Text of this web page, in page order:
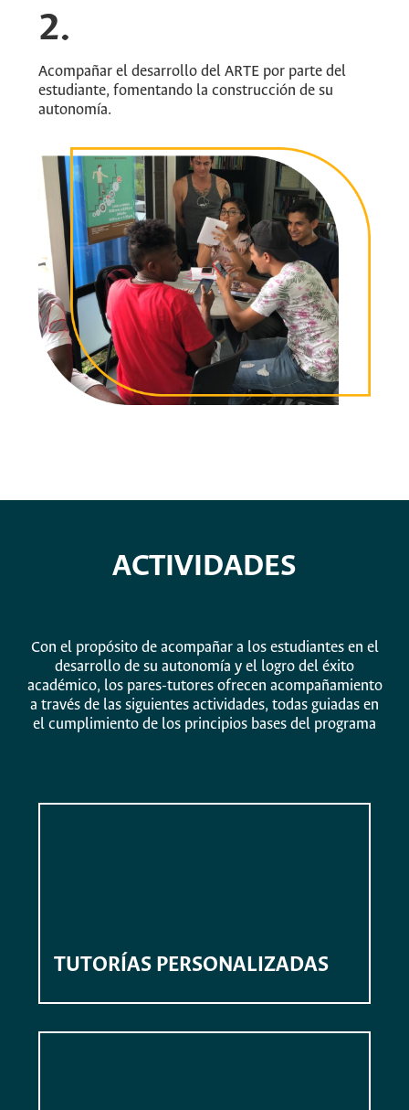
2.
Acompañar el desarrollo del ARTE por parte del
estudiante, fomentando la construcción de su
autonomía.
ACTIVIDADES
Con el propósito de acompañar a los estudiantes en el
desarrollo de su autonomía y el logro del éxito
académico, los pares-tutores ofrecen acompañamiento
a través de las siguientes actividades, todas guiadas en
el cumplimiento de los principios bases del programa
TUTORÍAS PERSONALIZADAS